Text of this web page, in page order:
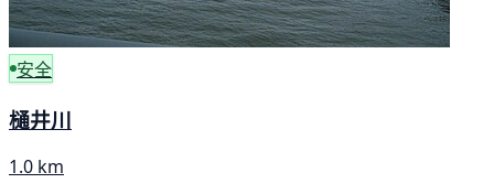
安全
樋井川
1.0 km